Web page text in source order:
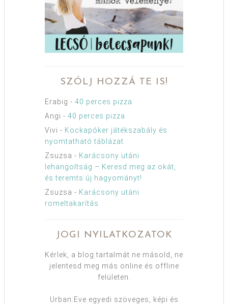
SZÓLJ HOZZÁ TE IS!
Erabig - 40 perces pizza
Angi - 40 perces pizza
Vivi - Kockapóker játékszabály és
nyomtatható táblázat
Zsuzsa - Karácsony utáni
lehangoltság – Keresd meg az okát,
és teremts új hagyományt!
Zsuzsa - Karácsony utáni
romeltakarítás
JOGI NYILATKOZATOK
Kérlek, a blog tartalmát ne másold, ne
jelentesd meg más online és offline
felületen.
Urban:Eve egyedi szöveges, képi és